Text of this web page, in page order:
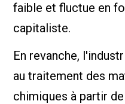
faible et fluctue en
capitaliste.
En revanche,
au traitement des
chimiques à partir